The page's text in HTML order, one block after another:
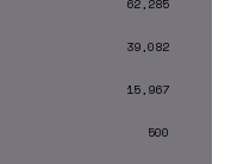
62,285
39,082
15,967
500